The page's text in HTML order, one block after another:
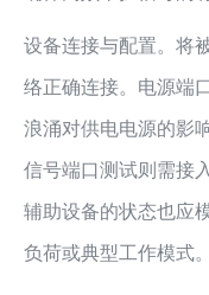
设备连接与配置。将
络正确连接。电源端
浪涌对供电电源的影
信号端口测试则需接
辅助设备的状态也应
负荷或典型工作模式。